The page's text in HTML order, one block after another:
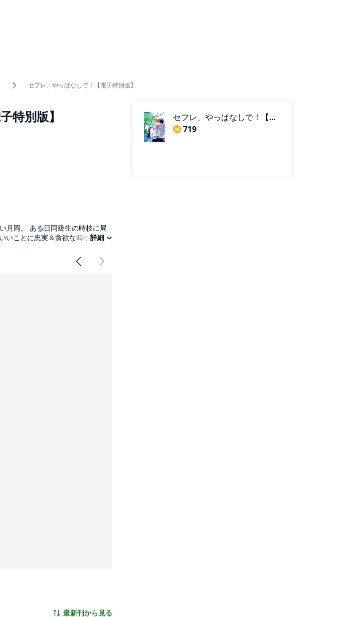
セフレ、やっぱなしで！【電子特別版】
特別版】
月岡。 ある日同級生の時枝に局
いことに忠実＆貪欲な時枝は、相
ガ1p＆雑誌掲載時のカラーペー
詳細
最新刊から見る
セフレ、やっぱなしで！【電子特別版】
719